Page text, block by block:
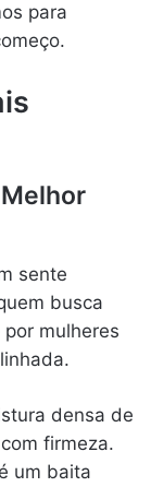
para
sente
busca
mulheres
densa de
firmeza.
um baita